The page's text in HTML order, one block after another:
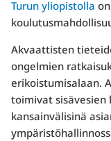
Turun yliopistolla
Akvaattisten
ongelmien
erikoistumisalaan.
toimivat sisävesien
kansainvälisinä